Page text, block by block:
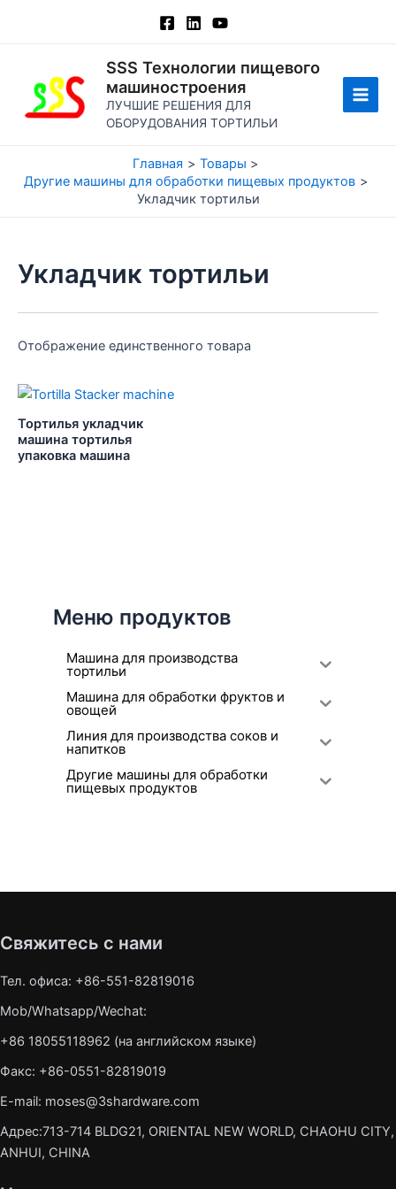
SSS Технологии пищевого
машиностроения
ЛУЧШИЕ РЕШЕНИЯ ДЛЯ
ОБОРУДОВАНИЯ ТОРТИЛЬИ
Главная
Товары
Другие машины для обработки пищевых продуктов
Укладчик тортильи
Меню продуктов
Машина для производства
тортильи
Машина для обработки фруктов и
овощей
Линия для производства соков и
напитков
Другие машины для обработки
пищевых продуктов
Укладчик тортильи
Отображение единственного товара
Тортилья укладчик
машина тортилья
упаковка машина
Свяжитесь с нами
Тел. офиса: +86-551-82819016
Mob/Whatsapp/Wechat:
+86 18055118962 (на английском языке)
Факс: +86-0551-82819019
E-mail: moses@3shardware.com
Адрес:713-714 BLDG21, ORIENTAL NEW WORLD, CHAOHU CITY,
ANHUI, CHINA